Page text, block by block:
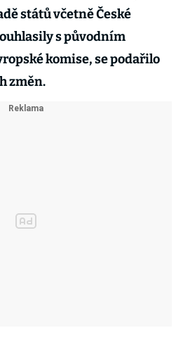
států včetně České
s původním
komise, se podařilo
změn.